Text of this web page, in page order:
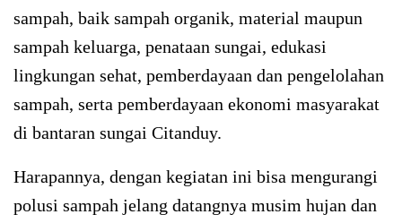
sampah, baik sampah organik, material maupun
sampah keluarga, penataan sungai, edukasi
lingkungan sehat, pemberdayaan dan pengelolahan
sampah, serta pemberdayaan ekonomi masyarakat
di bantaran sungai Citanduy.
Harapannya, dengan kegiatan ini bisa mengurangi
polusi sampah jelang datangnya musim hujan dan